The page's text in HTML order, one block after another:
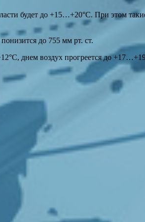
будет до +15…+20°С. При этом
до 755 мм рт. ст.
днем воздух прогреется до